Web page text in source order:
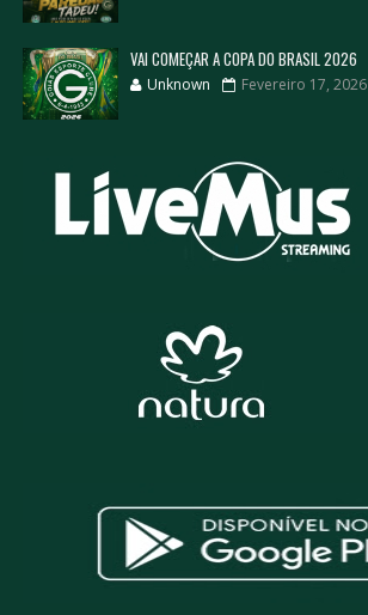
VAI COMEÇAR A COPA DO BRASIL 2026
Unknown Fevereiro 17, 2026